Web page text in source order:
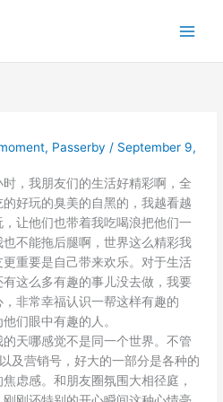
, Passerby / September 9,
，我朋友们的生活好精彩啊，全
好玩的臭美的自黑的，我越看越
让他们也带着我吃喝浪把他们一
不能拖后腿啊，世界这么精彩我
重要是自己带来欢乐。对于生活
这么多有趣的事儿没去做，我要
非常幸福认识一帮这样有趣的
们眼中有趣的人。
天哪感觉不是同一个世界。不管
及营销号，好大的一部分是各种的
虑感。和朋友圈氛围大相径庭，